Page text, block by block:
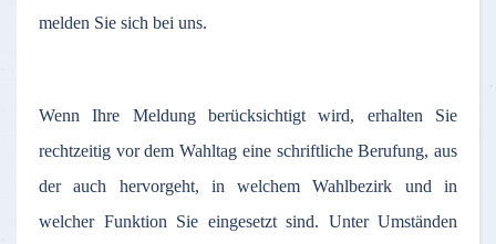
melden Sie sich bei uns.
Wenn Ihre Meldung berücksichtigt wird, erhalten Sie
rechtzeitig vor dem Wahltag eine schriftliche Berufung, aus
der auch hervorgeht, in welchem Wahlbezirk und in
welcher Funktion Sie eingesetzt sind. Unter Umständen